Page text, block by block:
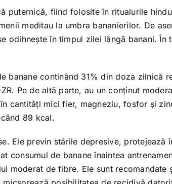
puternică, fiind folosite în ritualurile
meditau la umbra bananierilor. De
odihnește în timpul zilei lângă banani.
banane continând 31% din doza zilnică
Pe de altă parte, au un conținut
cantități mici fier, magneziu, fosfor și
89 kcal.
Ele previn stările depresive,
consumul de banane înaintea
moderat de fibre. Ele sunt